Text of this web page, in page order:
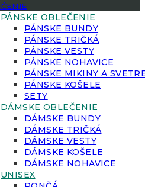
PÁNSKE OBLEČENIE
PÁNSKE BUNDY
PÁNSKE TRIČKÁ
PÁNSKE VESTY
PÁNSKE NOHAVICE
PÁNSKE MIKINY A
PÁNSKE KOŠELE
SETY
DÁMSKE OBLEČENIE
DÁMSKE BUNDY
DÁMSKE TRIČKÁ
DÁMSKE VESTY
DÁMSKE KOŠELE
DÁMSKE NOHAVICE
UNISEX